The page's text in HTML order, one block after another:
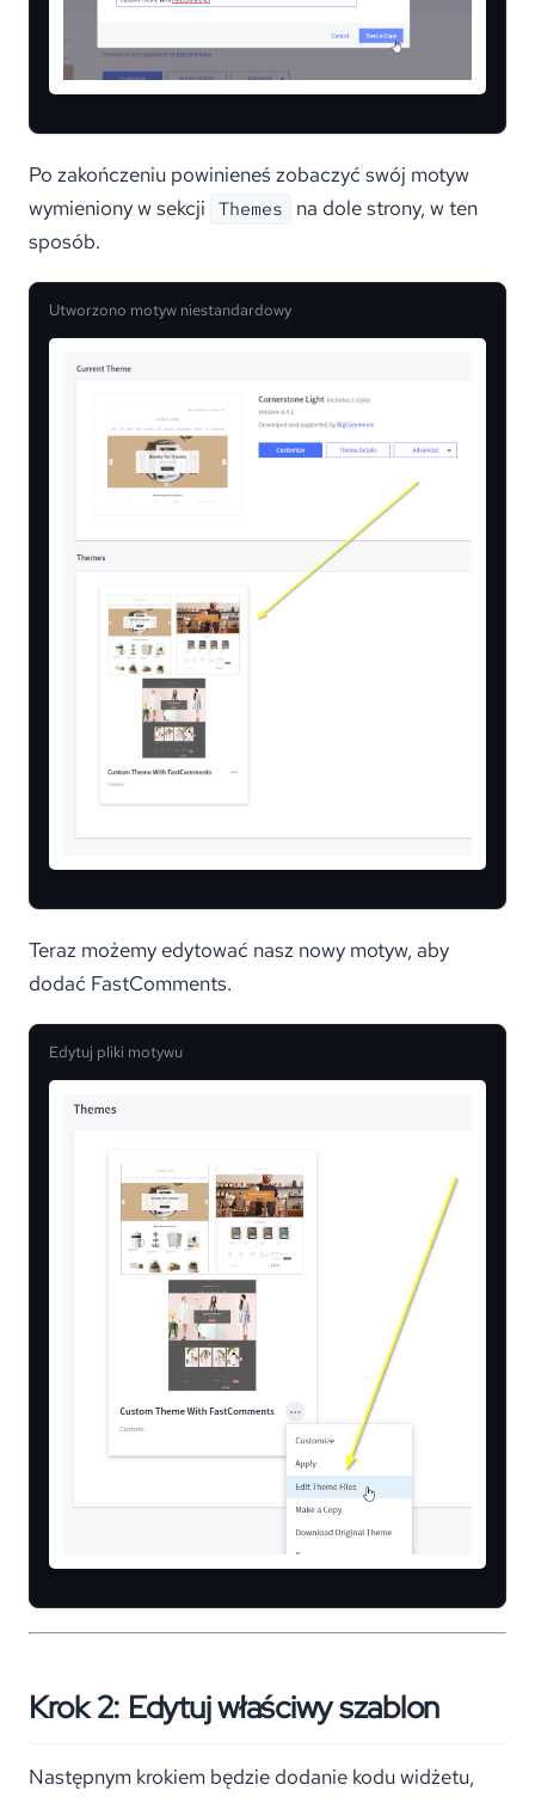
Po zakończeniu powinieneś zobaczyć swój motyw
wymieniony w sekcji Themes
na dole strony, w ten
sposób.
Utworzono motyw niestandardowy
Teraz możemy edytować nasz nowy motyw, aby
dodać FastComments.
Edytuj pliki motywu
Krok 2: Edytuj właściwy szablon
Następnym krokiem będzie dodanie kodu widżetu,